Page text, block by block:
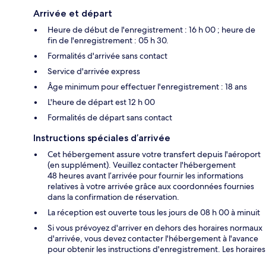
Arrivée et départ
Heure de début de l'enregistrement : 16 h 00 ; heure de
fin de l'enregistrement : 05 h 30.
Formalités d'arrivée sans contact
Service d'arrivée express
Âge minimum pour effectuer l'enregistrement : 18 ans
L'heure de départ est 12 h 00
Formalités de départ sans contact
Instructions spéciales d’arrivée
Cet hébergement assure votre transfert depuis l'aéroport
(en supplément). Veuillez contacter l'hébergement
48 heures avant l’arrivée pour fournir les informations
relatives à votre arrivée grâce aux coordonnées fournies
dans la confirmation de réservation.
La réception est ouverte tous les jours de 08 h 00 à minuit
Si vous prévoyez d'arriver en dehors des horaires normaux
d'arrivée, vous devez contacter l'hébergement à l'avance
pour obtenir les instructions d'enregistrement. Les horaires